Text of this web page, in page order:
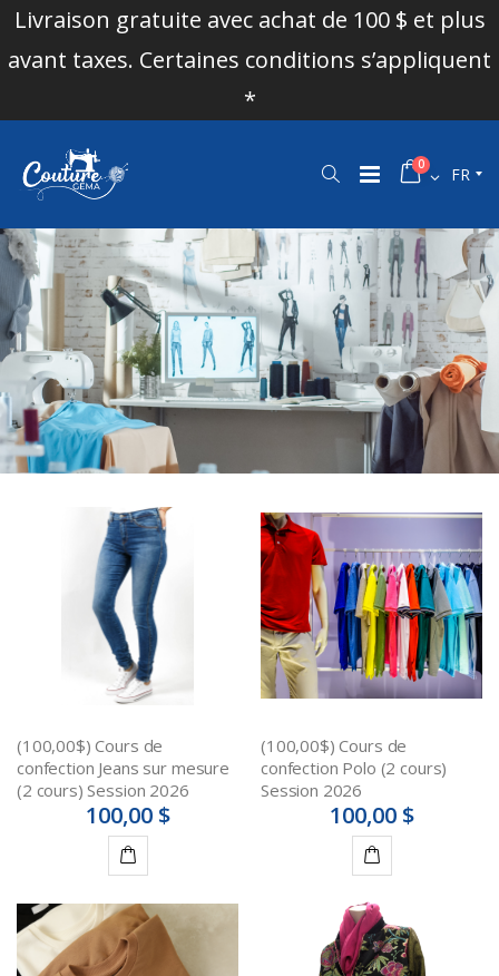
Livraison gratuite avec achat de 100 $ et plus
avant taxes. Certaines conditions s’appliquent
*
0 FR
(100,00$) Cours de
confection Jeans sur mesure
(2 cours) Session 2026
100,00 $
au
panier
(100,00$) Cours de
confection Polo (2 cours)
Session 2026
100,00 $
au
panier